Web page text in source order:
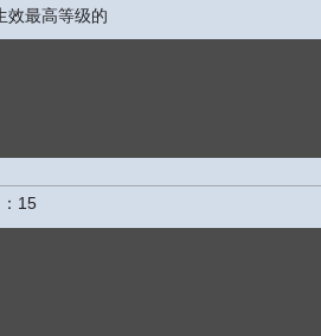
效最高等级的
15